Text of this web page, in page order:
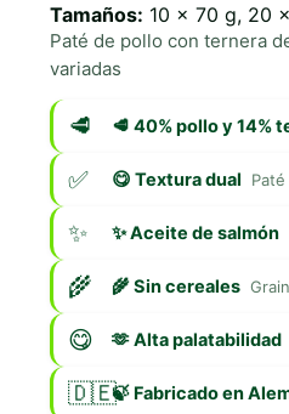
Tamaños: 10 x 70 g, 20
Paté de pollo con ternera
variadas
🥩 40% pollo y 14%
😋 Textura dual
✨ Aceite de salmón
🌾 Sin cereales
🫶 Alta palatabilidad
🍃 Fabricado en